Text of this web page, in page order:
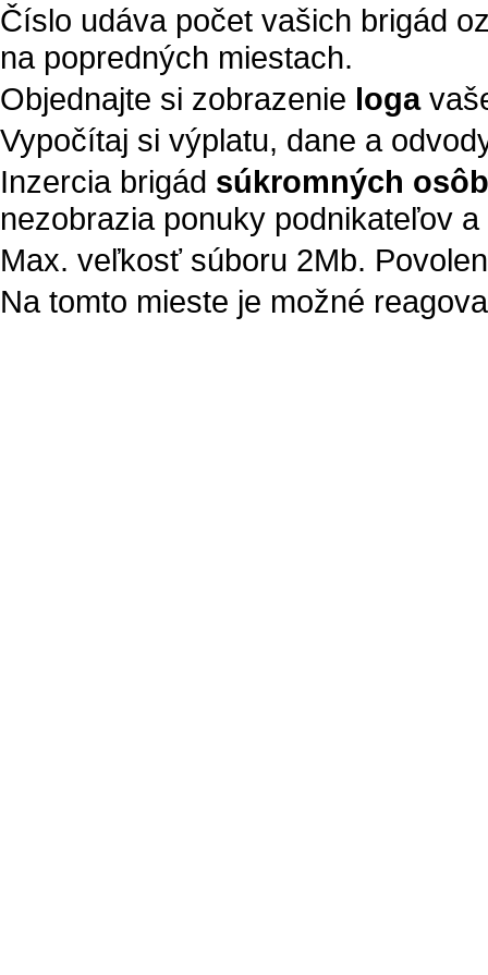
Číslo udáva počet vašich brigád
na popredných miestach.
Objednajte si zobrazenie loga
Vypočítaj si výplatu, dane a
Inzercia brigád súkromných osôb
nezobrazia ponuky podnikateľov
Max. veľkosť súboru 2Mb.
Na tomto mieste je možné